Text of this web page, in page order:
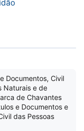
Documentos, Civil
Naturais e de
de Chavantes
e Documentos e
das Pessoas